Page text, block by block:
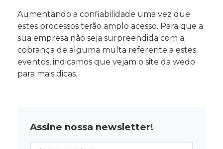
Aumentando a confiabilidade uma vez que
estes processos terão amplo acesso. Para que a
sua empresa não seja surpreendida com a
cobrança de alguma multa referente a estes
eventos, indicamos que vejam o site da wedo
para mais dicas.
Assine nossa newsletter!